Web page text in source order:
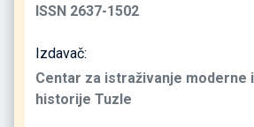
ISSN 2637-1502
Izdavač:
Centar za istraživanje moderne
historije Tuzle